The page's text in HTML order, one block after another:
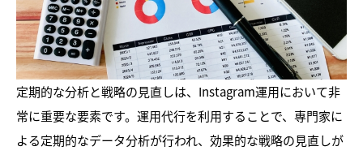
定期的な分析と戦略の見直しは、Instagram運用において非
常に重要な要素です。運用代行を利用することで、専門家に
よる定期的なデータ分析が行われ、効果的な戦略の見直しが